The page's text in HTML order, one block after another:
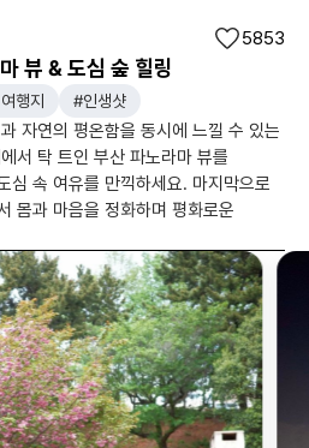
뷰 & 도심 숲 힐링
5853
행지 #인생샷
자연의 평온함을 동시에 느낄 수 있는
서 탁 트인 부산 파노라마 뷰를
심 속 여유를 만끽하세요. 마지막으로
몸과 마음을 정화하며 평화로운